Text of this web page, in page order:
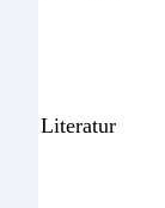
Literatur